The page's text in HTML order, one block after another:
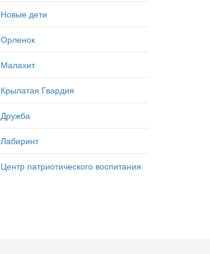
Новые дети
Орленок
Малахит
Крылатая Гвардия
Дружба
Лабиринт
Центр патриотического воспитания